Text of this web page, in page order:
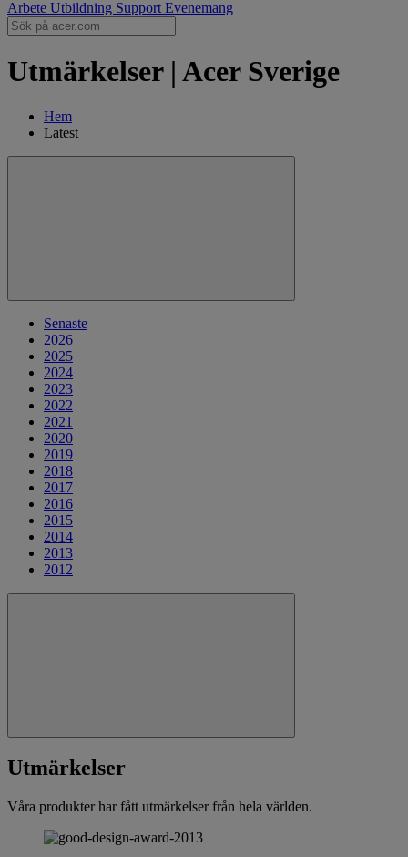
Arbete Utbildning Support Evenemang
Utmärkelser | Acer Sverige
Hem
Latest
Senaste
2026
2025
2024
2023
2022
2021
2020
2019
2018
2017
2016
2015
2014
2013
2012
Utmärkelser
Våra produkter har fått utmärkelser från hela världen.